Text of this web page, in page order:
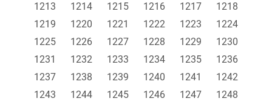
1213
1214 1215 1216 1217
1218
1219
1220 1221 1222 1223
1224
1225
1226 1227 1228 1229
1230
1231
1232 1233 1234 1235
1236
1237
1238 1239 1240 1241
1242
1243
1244 1245 1246 1247
1248